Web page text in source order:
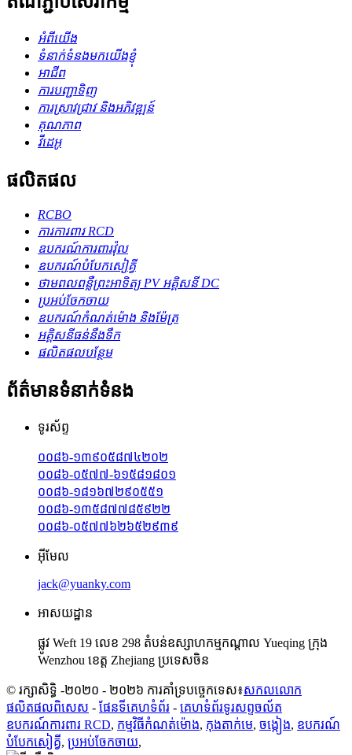
អំពីយើង
ទំនាក់ទំនងមកយើងខ្ញុំ
អាជីព
ការបញ្ជាទិញ
ការស្រាវជ្រាវ និងអភិវឌ្ឍន៍
គុណភាព
វីដេអូ
ផលិតផល
RCBO
ការការពារ RCD
ឧបករណ៍ការពារវ៉ុល
ឧបករណ៍​បំបែក​សៀគ្វី
ថាមពលពន្លឺព្រះអាទិត្យ PV អគ្គិសនី DC
ប្រអប់ចែកចាយ
ឧបករណ៍កំណត់ម៉ោង និងម៉ែត្រ
អគ្គិសនីធន់នឹងទឹក
ផលិតផលបន្ថែម
ព័ត៌មានទំនាក់ទំនង
ទូរស័ព្ទ
០០៨៦-១៣៩០៥៨៧៤២០២
០០៨៦-០៥៧៧-៦១៥៨១៨០១
០០៨៦-១៨១៦៧២៩០៥៥១
០០៨៦-១៣៥៨៧៧៨៥៩២២
០០៨៦-០៥៧៧៦២៦៥២៩៣៩
អ៊ីមែល
jack@yuanky.com
អាសយដ្ឋាន
ផ្លូវ Weft 19 លេខ 298 តំបន់ឧស្សាហកម្មកណ្តាល Yueqing ក្រុង
Wenzhou ខេត្ត Zhejiang ប្រទេសចិន
© រក្សាសិទ្ធិ -២០២០ - ២០២៦ ការគាំទ្របច្ចេកទេស៖សកលលោក
ផលិតផលពិសេស - ផែនទីគេហទំព័រ - គេហទំព័រ​ទូរសព្ទ​ចល័ត
ឧបករណ៍ការពារ RCD, កម្មវិធីកំណត់ម៉ោង, កុងតាក់មេ, ចង្កៀង, ឧបករណ៍​
បំបែក​សៀគ្វី, ប្រអប់ចែកចាយ,